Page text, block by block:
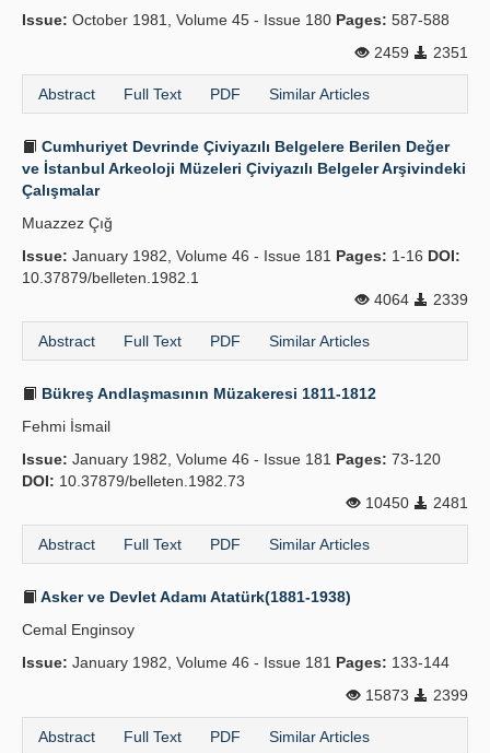
Issue: October 1981, Volume 45 - Issue 180 Pages: 587-588
2459
2351
Abstract Full Text PDF Similar Articles
Cumhuriyet Devrinde Çiviyazılı Belgelere Berilen Değer
ve İstanbul Arkeoloji Müzeleri Çiviyazılı Belgeler Arşivindeki
Çalışmalar
Muazzez Çığ
Issue: January 1982, Volume 46 - Issue 181 Pages: 1-16 DOI:
10.37879/belleten.1982.1
4064
2339
Abstract Full Text PDF Similar Articles
Bükreş Andlaşmasının Müzakeresi 1811-1812
Fehmi İsmail
Issue: January 1982, Volume 46 - Issue 181 Pages: 73-120
DOI: 10.37879/belleten.1982.73
10450
2481
Abstract Full Text PDF Similar Articles
Asker ve Devlet Adamı Atatürk(1881-1938)
Cemal Enginsoy
Issue: January 1982, Volume 46 - Issue 181 Pages: 133-144
15873
2399
Abstract Full Text PDF Similar Articles